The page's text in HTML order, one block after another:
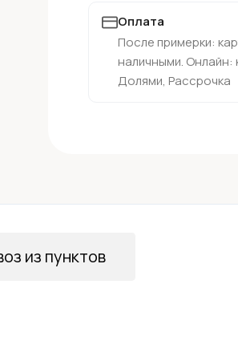
Оплата
После примерки:
наличными. Онлайн:
Долями, Рассрочка
из пунктов